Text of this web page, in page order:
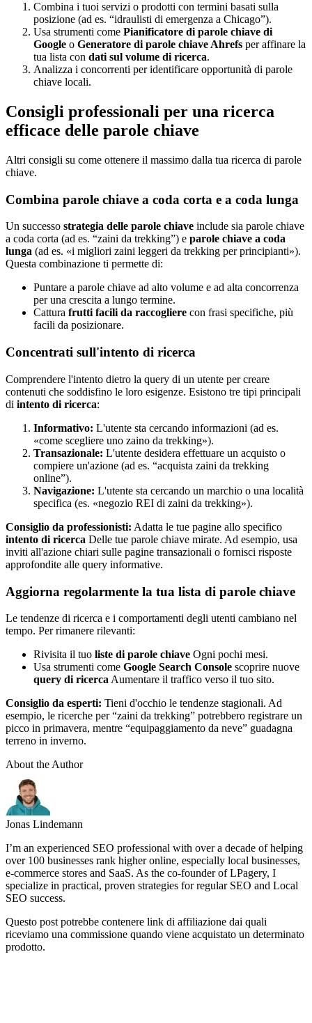
Combina i tuoi servizi o prodotti con termini basati sulla
posizione (ad es. “idraulisti di emergenza a Chicago”).
Usa strumenti come Pianificatore di parole chiave di
Google o Generatore di parole chiave Ahrefs per affinare la
tua lista con dati sul volume di ricerca.
Analizza i concorrenti per identificare opportunità di parole
chiave locali.
Consigli professionali per una ricerca
efficace delle parole chiave
Altri consigli su come ottenere il massimo dalla tua ricerca di parole
chiave.
Combina parole chiave a coda corta e a coda lunga
Un successo strategia delle parole chiave include sia parole chiave
a coda corta (ad es. “zaini da trekking”) e parole chiave a coda
lunga (ad es. «i migliori zaini leggeri da trekking per principianti»).
Questa combinazione ti permette di:
Puntare a parole chiave ad alto volume e ad alta concorrenza
per una crescita a lungo termine.
Cattura frutti facili da raccogliere con frasi specifiche, più
facili da posizionare.
Concentrati sull'intento di ricerca
Comprendere l'intento dietro la query di un utente per creare
contenuti che soddisfino le loro esigenze. Esistono tre tipi principali
di intento di ricerca:
Informativo: L'utente sta cercando informazioni (ad es.
«come scegliere uno zaino da trekking»).
Transazionale: L'utente desidera effettuare un acquisto o
compiere un'azione (ad es. “acquista zaini da trekking
online”).
Navigazione: L'utente sta cercando un marchio o una località
specifica (es. «negozio REI di zaini da trekking»).
Consiglio da professionisti: Adatta le tue pagine allo specifico
intento di ricerca Delle tue parole chiave mirate. Ad esempio, usa
inviti all'azione chiari sulle pagine transazionali o fornisci risposte
approfondite alle query informative.
Aggiorna regolarmente la tua lista di parole chiave
Le tendenze di ricerca e i comportamenti degli utenti cambiano nel
tempo. Per rimanere rilevanti:
Rivisita il tuo liste di parole chiave Ogni pochi mesi.
Usa strumenti come Google Search Console scoprire nuove
query di ricerca Aumentare il traffico verso il tuo sito.
Consiglio da esperti: Tieni d'occhio le tendenze stagionali. Ad
esempio, le ricerche per “zaini da trekking” potrebbero registrare un
picco in primavera, mentre “equipaggiamento da neve” guadagna
terreno in inverno.
About the Author
Jonas Lindemann
I’m an experienced SEO professional with over a decade of helping
over 100 businesses rank higher online, especially local businesses,
e-commerce stores and SaaS. As the co-founder of LPagery, I
specialize in practical, proven strategies for regular SEO and Local
SEO success.
Questo post potrebbe contenere link di affiliazione dai quali
riceviamo una commissione quando viene acquistato un determinato
prodotto.